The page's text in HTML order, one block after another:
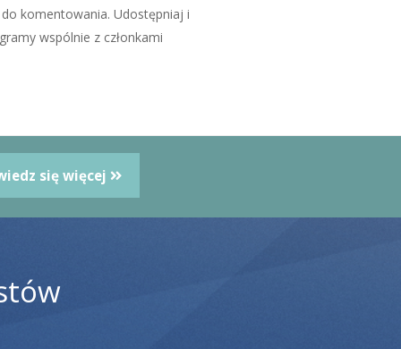
komentowania. Udostępniaj i
wspólnie z członkami
się więcej